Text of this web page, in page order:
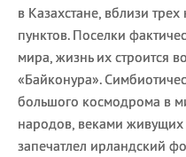
в Казахстане, вблизи
пунктов. Поселки
мира, жизнь их строится
«Байконура».
большого космодрома в
народов, веками живущих
запечатлел ирландский